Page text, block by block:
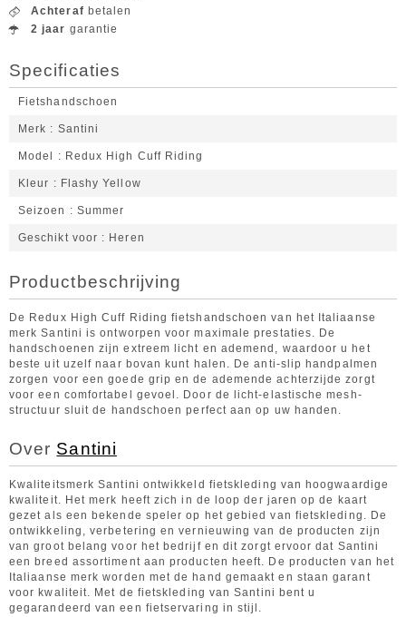
Achteraf betalen
2 jaar garantie
Specificaties
Fietshandschoen
Merk Santini
Model Redux High Cuff Riding
Kleur Flashy Yellow
Seizoen Summer
Geschikt voor Heren
Productbeschrijving
De Redux High Cuff Riding fietshandschoen van het Italiaanse
merk Santini is ontworpen voor maximale prestaties. De
handschoenen zijn extreem licht en ademend, waardoor u het
beste uit uzelf naar bovan kunt halen. De anti-slip handpalmen
zorgen voor een goede grip en de ademende achterzijde zorgt
voor een comfortabel gevoel. Door de licht-elastische mesh-
structuur sluit de handschoen perfect aan op uw handen.
Over Santini
Kwaliteitsmerk Santini ontwikkeld fietskleding van hoogwaardige
kwaliteit. Het merk heeft zich in de loop der jaren op de kaart
gezet als een bekende speler op het gebied van fietskleding. De
ontwikkeling, verbetering en vernieuwing van de producten zijn
van groot belang voor het bedrijf en dit zorgt ervoor dat Santini
een breed assortiment aan producten heeft. De producten van het
Italiaanse merk worden met de hand gemaakt en staan garant
voor kwaliteit. Met de fietskleding van Santini bent u
gegarandeerd van een fietservaring in stijl.